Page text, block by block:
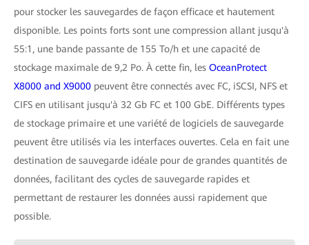
pour stocker les sauvegardes de façon efficace et hautement
disponible. Les points forts sont une compression allant jusqu'à
55:1, une bande passante de 155 To/h et une capacité de
stockage maximale de 9,2 Po. À cette fin, les OceanProtect
X8000 and X9000 peuvent être connectés avec FC, iSCSI, NFS et
CIFS en utilisant jusqu'à 32 Gb FC et 100 GbE. Différents types
de stockage primaire et une variété de logiciels de sauvegarde
peuvent être utilisés via les interfaces ouvertes. Cela en fait une
destination de sauvegarde idéale pour de grandes quantités de
données, facilitant des cycles de sauvegarde rapides et
permettant de restaurer les données aussi rapidement que
possible.